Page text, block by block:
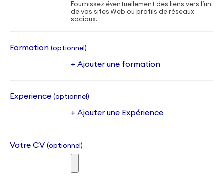
Fournissez éventuellement des liens vers l’un
de vos sites Web ou profils de réseaux
sociaux.
Formation (optionnel)
+ Ajouter une formation
Experience (optionnel)
+ Ajouter une Expérience
Votre CV (optionnel)